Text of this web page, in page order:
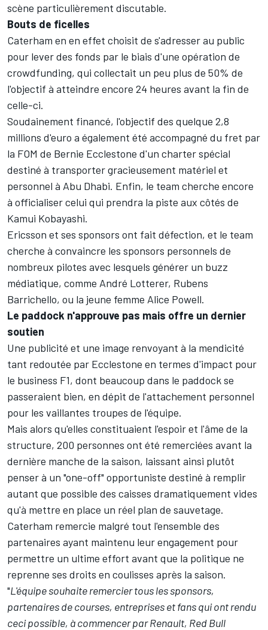
scène particulièrement discutable.
Bouts de ficelles
Caterham en en effet choisit de s'adresser au public
pour lever des fonds par le biais d'une opération de
crowdfunding, qui collectait un peu plus de 50% de
l'objectif à atteindre encore 24 heures avant la fin de
celle-ci.
Soudainement financé, l'objectif des quelque 2,8
millions d'euro a également été accompagné du fret par
la FOM de Bernie Ecclestone d'un charter spécial
destiné à transporter gracieusement matériel et
personnel à Abu Dhabi. Enfin, le team cherche encore
à officialiser celui qui prendra la piste aux côtés de
Kamui Kobayashi.
Ericsson et ses sponsors ont fait défection, et le team
cherche à convaincre les sponsors personnels de
nombreux pilotes avec lesquels générer un buzz
médiatique, comme André Lotterer, Rubens
Barrichello, ou la jeune femme Alice Powell.
Le paddock n'approuve pas mais offre un dernier
soutien
Une publicité et une image renvoyant à la mendicité
tant redoutée par Ecclestone en termes d'impact pour
le business F1, dont beaucoup dans le paddock se
passeraient bien, en dépit de l'attachement personnel
pour les vaillantes troupes de l'équipe.
Mais alors qu'elles constituaient l'espoir et l'âme de la
structure, 200 personnes ont été remerciées avant la
dernière manche de la saison, laissant ainsi plutôt
penser à un "one-off" opportuniste destiné à remplir
autant que possible des caisses dramatiquement vides
qu'à mettre en place un réel plan de sauvetage.
Caterham remercie malgré tout l'ensemble des
partenaires ayant maintenu leur engagement pour
permettre un ultime effort avant que la politique ne
reprenne ses droits en coulisses après la saison.
"L'équipe souhaite remercier tous les sponsors,
partenaires de courses, entreprises et fans qui ont rendu
ceci possible, à commencer par Renault, Red Bull